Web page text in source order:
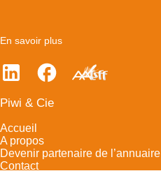
En savoir plus
Piwi & Cie
Accueil
A propos
Devenir partenaire de l’annuaire
Contact